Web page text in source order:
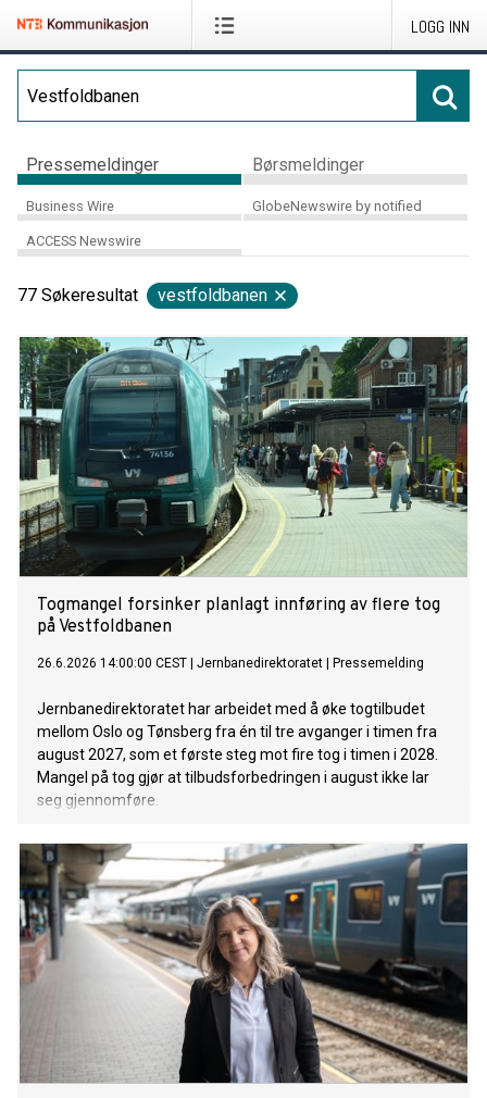
LOGG INN
Pressemeldinger Børsmeldinger
Business Wire GlobeNewswire by notified
ACCESS Newswire
77 Søkeresultat vestfoldbanen
Togmangel forsinker planlagt innføring av flere tog
på Vestfoldbanen
26.6.2026 14:00:00 CEST Jernbanedirektoratet Pressemelding
Jernbanedirektoratet har arbeidet med å øke togtilbudet
mellom Oslo og Tønsberg fra én til tre avganger i timen fra
august 2027, som et første steg mot fire tog i timen i 2028.
Mangel på tog gjør at tilbudsforbedringen i august ikke lar
seg gjennomføre.